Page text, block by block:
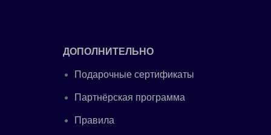
ДОПОЛНИТЕЛЬНО
Подарочные сертификаты
Партнёрская программа
Правила